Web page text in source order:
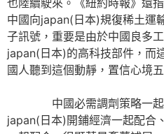
也陸續駛來。《紐約時報》還
中國向japan(日本)規復稀土運
子訊號，重要是由於中國良多
japan(日本)的高科技部件，而
國人聽到這個動靜，置信心境
中國必需調劑策略一起配
japan(日本)開鋪經濟一起配合